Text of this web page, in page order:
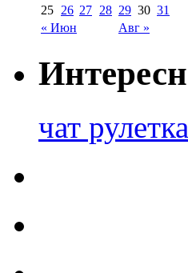
« Июн Авг »
25 26 27 28 29 30 31
чат